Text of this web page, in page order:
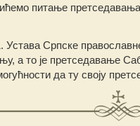
питање
Устава Српске
а то је претседавање
да ту своју